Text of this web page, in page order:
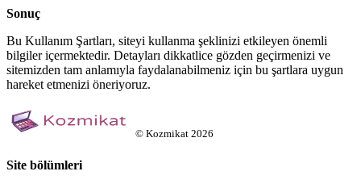
Sonuç
Bu Kullanım Şartları, siteyi kullanma şeklinizi etkileyen önemli
bilgiler içermektedir. Detayları dikkatlice gözden geçirmenizi ve
sitemizden tam anlamıyla faydalanabilmeniz için bu şartlara uygun
hareket etmenizi öneriyoruz.
© Kozmikat 2026
Site bölümleri